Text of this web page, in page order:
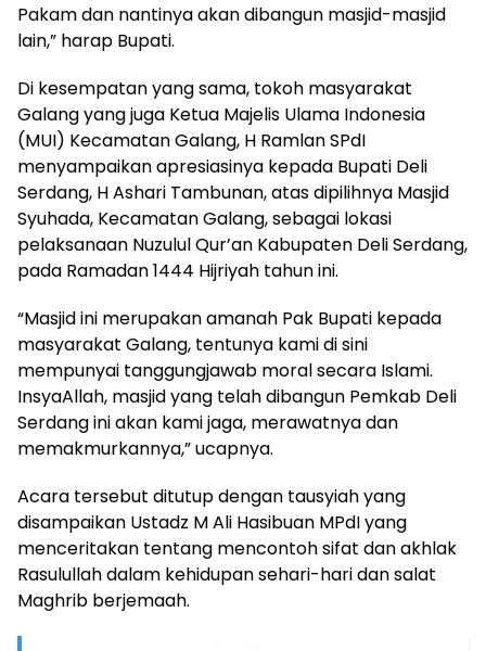
Pakam dan nantinya akan dibangun masjid-masjid
lain,” harap Bupati.
Di kesempatan yang sama, tokoh masyarakat
Galang yang juga Ketua Majelis Ulama Indonesia
(MUI) Kecamatan Galang, H Ramlan SPdI
menyampaikan apresiasinya kepada Bupati Deli
Serdang, H Ashari Tambunan, atas dipilihnya Masjid
Syuhada, Kecamatan Galang, sebagai lokasi
pelaksanaan Nuzulul Qur’an Kabupaten Deli Serdang,
pada Ramadan 1444 Hijriyah tahun ini.
“Masjid ini merupakan amanah Pak Bupati kepada
masyarakat Galang, tentunya kami di sini
mempunyai tanggungjawab moral secara Islami.
InsyaAllah, masjid yang telah dibangun Pemkab Deli
Serdang ini akan kami jaga, merawatnya dan
memakmurkannya,” ucapnya.
Acara tersebut ditutup dengan tausyiah yang
disampaikan Ustadz M Ali Hasibuan MPdI yang
menceritakan tentang mencontoh sifat dan akhlak
Rasulullah dalam kehidupan sehari-hari dan salat
Maghrib berjemaah.